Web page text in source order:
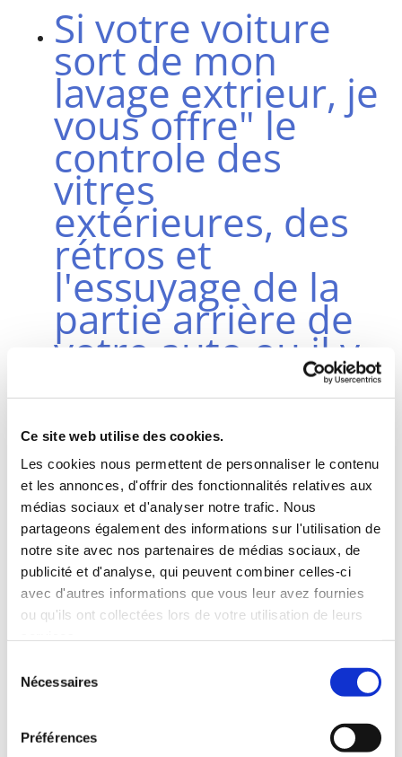
Ce site web utilise des cookies.
Les cookies nous permettent de personnaliser le contenu
et les annonces, d'offrir des fonctionnalités relatives aux
médias sociaux et d'analyser notre trafic. Nous
partageons également des informations sur l'utilisation de
notre site avec nos partenaires de médias sociaux, de
publicité et d'analyse, qui peuvent combiner celles-ci
avec d'autres informations que vous leur avez fournies
ou qu'ils ont collectées lors de votre utilisation de leurs
Nécessaires
Préférences
Si votre voiture
sort de mon
lavage extrieur, je
vous offre" le
controle des
vitres
extérieures, des
rétros et
l'essuyage de la
partie arrière de
votre auto ou il y
a toujours des
imperfections"
Et "nouveau",
un accès libre et
gratuit a un
système de
controle des
pneus, en
parfait état de
marche et très
facile